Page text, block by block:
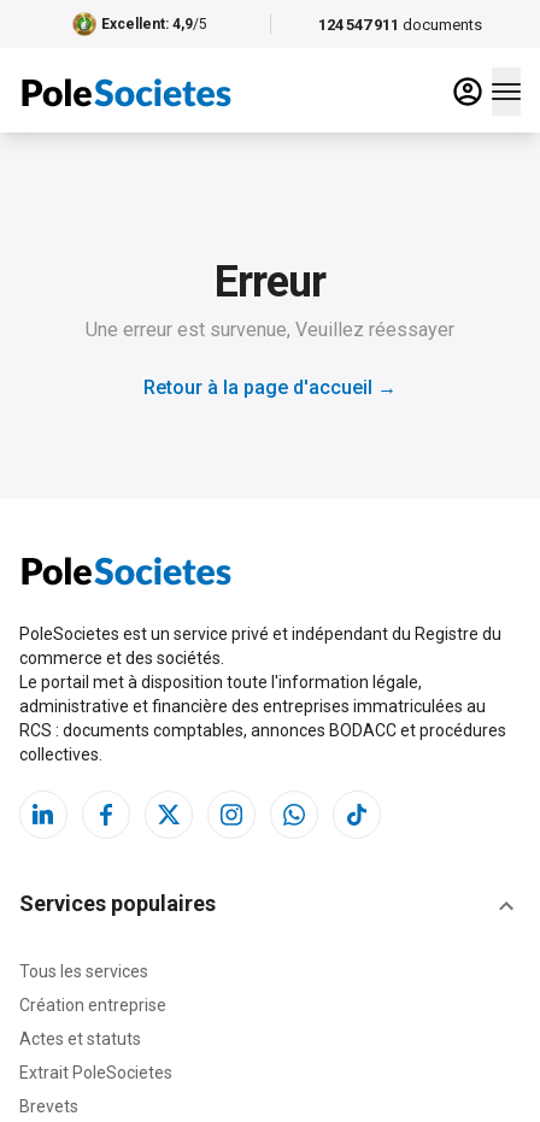
124 547 911 documents
Excellent: 4,9/5
Erreur
Une erreur est survenue, Veuillez réessayer
Retour à la page d'accueil →
PoleSocietes est un service privé et indépendant du Registre du
commerce et des sociétés.
Le portail met à disposition toute l'information légale,
administrative et financière des entreprises immatriculées au
RCS : documents comptables, annonces BODACC et procédures
collectives.
Services populaires
Tous les services
Création entreprise
Actes et statuts
Extrait PoleSocietes
Brevets